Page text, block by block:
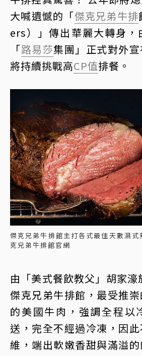
大喊遺憾的「傑克兄弟牛排
ers）」傳出華麗大轉身，
「路易莎集團」正式對外宣
將持續挑戰高CP值排餐。
傑克兄弟牛排館主打各式最佳天數濕
克兄弟牛排館官網
由「美式餐飲教父」胡家
傑克兄弟牛排館，最受推
的美國牛肉，強調全程以
送，完全不經過冷凍，因
維，端出軟嫩香甜與滿溢